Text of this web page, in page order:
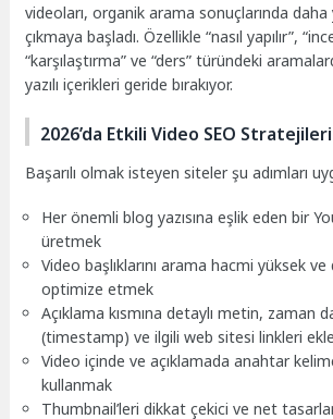
videoları, organik arama sonuçlarında daha
çıkmaya başladı. Özellikle “nasıl yapılır”,
“karşılaştırma” ve “ders” türündeki
yazılı içerikleri geride bırakıyor.
2026’da Etkili Video SEO Stratejileri
Başarılı olmak isteyen siteler şu adımları
Her önemli blog yazısına eşlik eden bir
üretmek
Video başlıklarını arama hacmi yüksek
optimize etmek
Açıklama kısmına detaylı metin, zaman
(timestamp) ve ilgili web sitesi linkleri
Video içinde ve açıklamada anahtar
kullanmak
Thumbnail’leri dikkat çekici ve net